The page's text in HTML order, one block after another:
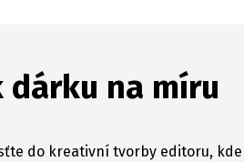
na míru
do kreativní tvorby editoru,